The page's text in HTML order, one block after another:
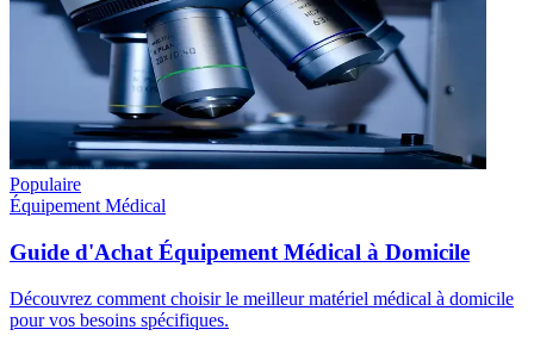
Populaire
Équipement Médical
Guide d'Achat Équipement Médical à Domicile
Découvrez comment choisir le meilleur matériel médical à domicile
pour vos besoins spécifiques.